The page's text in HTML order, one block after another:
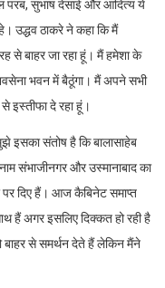
परब, सुभाष देसाई और आदित्य ये
उद्धव ठाकरे ने कहा कि मैं
से बाहर जा रहा हूं। मैं हमेशा के
भवन में बैठूंगा। मैं अपने सभी
इस्तीफा दे रहा हूं।
इसका संतोष है कि बालासाहेब
संभाजीनगर और उस्मानाबाद का
पर दिए हैं। आज कैबिनेट समाप्त
हैं अगर इसलिए दिक्कत हो रही है
बाहर से समर्थन देते हैं लेकिन मैंने